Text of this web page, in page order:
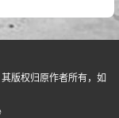
版权归原作者所有，如